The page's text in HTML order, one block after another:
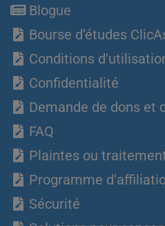
Blogue
Bourse d’études
Conditions
Confidentialité
Demande de dons et
FAQ
Plaintes ou
Programme
Sécurité